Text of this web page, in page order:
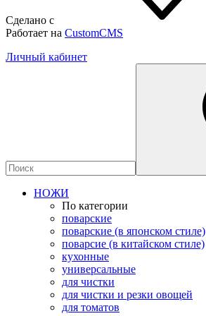
Сделано с
Работает на CustomCMS
Личный кабинет
НОЖИ
По категории
поварские
поварские (в японском стиле)
поварсие (в китайском стиле)
кухонные
универсальные
для чистки
для чистки и резки овощей
для томатов